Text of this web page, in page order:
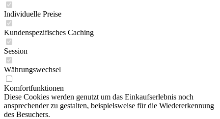
Individuelle Preise
Kundenspezifisches Caching
Session
Währungswechsel
Komfortfunktionen
Diese Cookies werden genutzt um das Einkaufserlebnis noch
ansprechender zu gestalten, beispielsweise für die Wiedererkennung
des Besuchers.